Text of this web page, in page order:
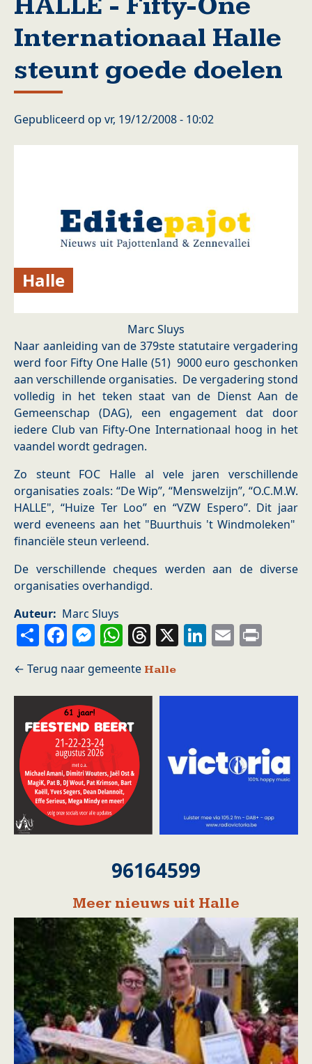
Internationaal Halle
steunt goede doelen
Gepubliceerd op vr, 19/12/2008 - 10:02
Halle
Marc Sluys
Naar aanleiding van de 379ste statutaire vergadering
werd foor Fifty One Halle (51) 9000 euro geschonken
aan verschillende organisaties. De vergadering stond
volledig in het teken staat van de Dienst Aan de
Gemeenschap (DAG), een engagement dat door
iedere Club van Fifty-One Internationaal hoog in het
vaandel wordt gedragen.
Zo steunt FOC Halle al vele jaren verschillende
organisaties zoals: “De Wip”, “Menswelzijn”, “O.C.M.W.
HALLE", “Huize Ter Loo” en “VZW Espero”. Dit jaar
werd eveneens aan het "Buurthuis 't Windmoleken"
financiële steun verleend.
De verschillende cheques werden aan de diverse
organisaties overhandigd.
Auteur
Marc Sluys
ShareFacebook
Messenger
WhatsApp
Threads
X LinkedIn
Email
Halle
96164599
Meer nieuws uit Halle